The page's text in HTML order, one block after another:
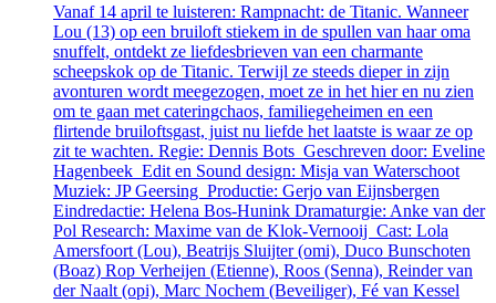
Vanaf 14 april te luisteren: Rampnacht: de Titanic. Wanneer
Lou (13) op een bruiloft stiekem in de spullen van haar oma
snuffelt, ontdekt ze liefdesbrieven van een charmante
scheepskok op de Titanic. Terwijl ze steeds dieper in zijn
avonturen wordt meegezogen, moet ze in het hier en nu zien
om te gaan met cateringchaos, familiegeheimen en een
flirtende bruiloftsgast, juist nu liefde het laatste is waar ze op
zit te wachten. Regie: Dennis Bots Geschreven door: Eveline
Hagenbeek Edit en Sound design: Misja van Waterschoot
Muziek: JP Geersing Productie: Gerjo van Eijnsbergen
Eindredactie: Helena Bos-Hunink Dramaturgie: Anke van der
Pol Research: Maxime van de Klok-Vernooij Cast: Lola
Amersfoort (Lou), Beatrijs Sluijter (omi), Duco Bunschoten
(Boaz) Rop Verheijen (Etienne), Roos (Senna), Reinder van
der Naalt (opi), Marc Nochem (Beveiliger), Fé van Kessel